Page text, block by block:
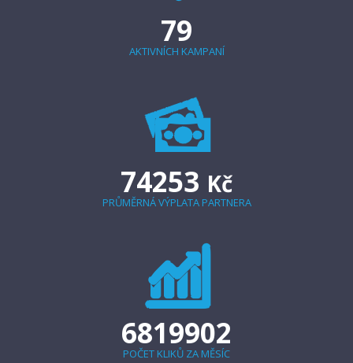
79
AKTIVNÍCH KAMPANÍ
74253 Kč
PRŮMĚRNÁ VÝPLATA PARTNERA
6819902
POČET KLIKŮ ZA MĚSÍC